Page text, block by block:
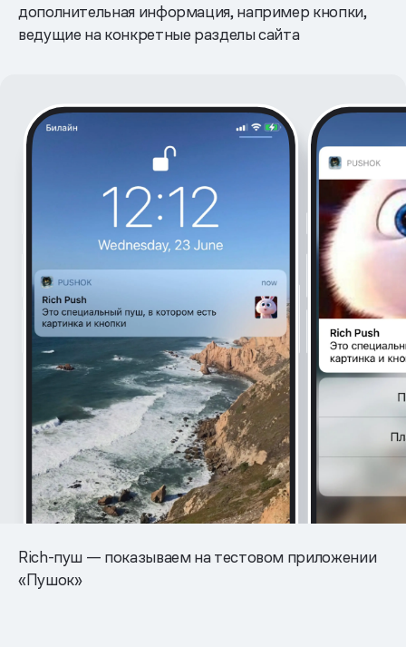
дополнительная информация, например кнопки,
ведущие на конкретные разделы сайта
Rich-пуш — показываем на тестовом приложении
«Пушок»